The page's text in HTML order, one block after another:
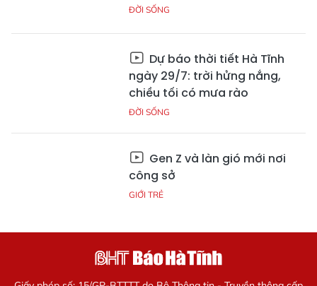
ĐỜI SỐNG
Dự báo thời tiết Hà Tĩnh
ngày 29/7: trời hửng nắng,
chiều tối có mưa rào
ĐỜI SỐNG
Gen Z và làn gió mới nơi
công sở
GIỚI TRẺ